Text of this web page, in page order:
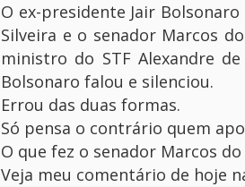
O ex-presidente Jair
Silveira e o senador Marcos
ministro do STF Alexandre
Bolsonaro falou e silenciou.
Errou das duas formas.
Só pensa o contrário quem
O que fez o senador Marcos
Veja meu comentário de hoje